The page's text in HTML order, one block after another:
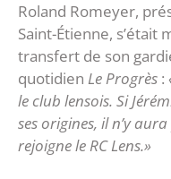
Roland Romeyer,
Saint-Étienne, s’était
transfert de son
quotidien Le Progrès :
le club lensois. Si
ses origines, il n’y
rejoigne le RC Lens.»